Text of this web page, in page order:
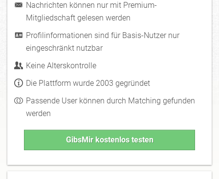
Nachrichten können nur mit Premium-
Mitgliedschaft gelesen werden
Profilinformationen sind für Basis-Nutzer nur
eingeschränkt nutzbar
Keine Alterskontrolle
Die Plattform wurde 2003 gegründet
Passende User können durch Matching gefunden
werden
GibsMir kostenlos testen